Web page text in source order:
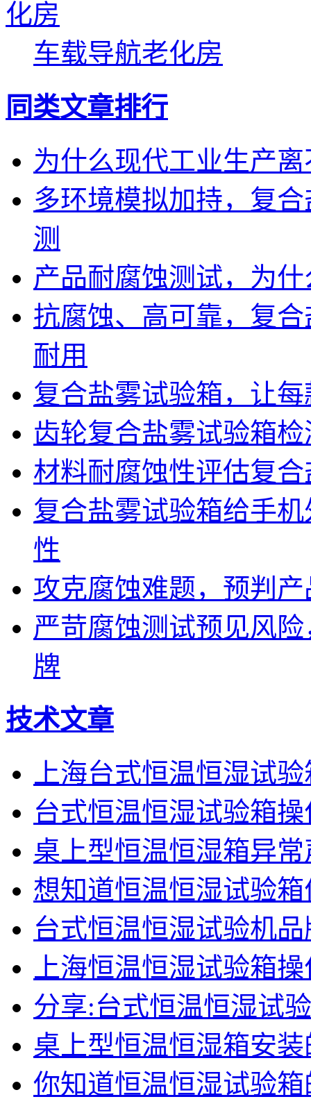
车载导航老化房
同类文章排行
为什么现代工业生产
多环境模拟加持，复
测
产品耐腐蚀测试，为
抗腐蚀、高可靠，复
耐用
复合盐雾试验箱，让
齿轮复合盐雾试验箱
材料耐腐蚀性评估复
复合盐雾试验箱给手
性
攻克腐蚀难题，预判
严苛腐蚀测试预见风
牌
技术文章
上海台式恒温恒湿试
台式恒温恒湿试验箱
桌上型恒温恒湿箱异
想知道恒温恒湿试验
台式恒温恒湿试验机
上海恒温恒湿试验箱
分享:台式恒温恒湿试
桌上型恒温恒湿箱安
你知道恒温恒湿试验